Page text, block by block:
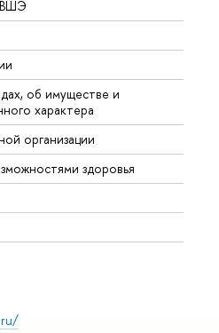
ВШЭ
об имуществе и
характера
организации
здоровья